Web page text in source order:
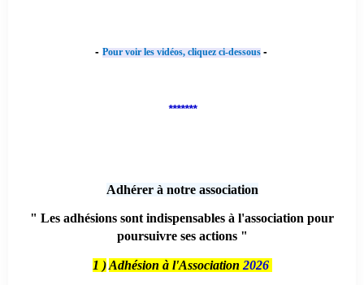
- Pour voir les vidéos, cliquez ci-dessous -
*******
Adhérer à notre association
" Les adhésions sont indispensables à l'association pour
poursuivre ses actions "
1 ) Adhésion à l'Association 2026